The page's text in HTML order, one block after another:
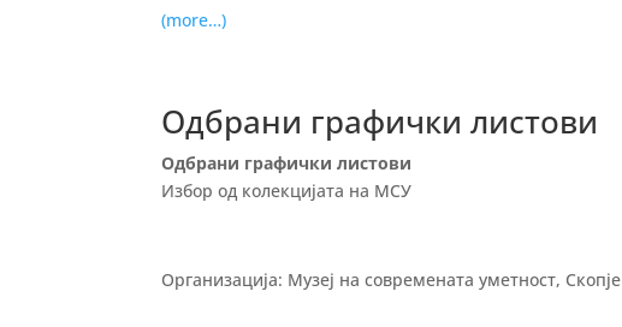
(more…)
Одбрани графички листови
Одбрани графички листови
Избор од колекцијата на МСУ
Организација: Музеј на современата уметност, Скопје